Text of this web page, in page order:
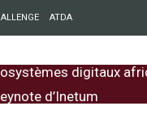
ATDA
digitaux
d’Inetum